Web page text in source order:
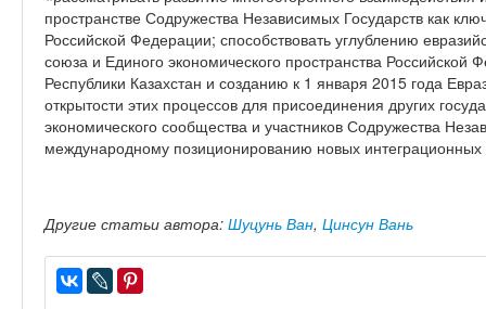
пространстве Содружества Независимых Государств как
Российской Федерации; способствовать углублению
союза и Единого экономического пространства Российской
Республики Казахстан и созданию к 1 января 2015 года
открытости этих процессов для присоединения других
экономического сообщества и участников Содружества
международному позиционированию новых интеграционных
Другие статьи автора: Шуцунь Ван, Цинсун Вань